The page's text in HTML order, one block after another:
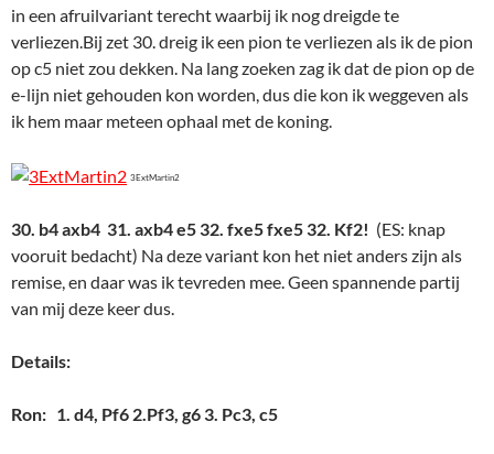
in een afruilvariant terecht waarbij ik nog dreigde te
verliezen.Bij zet 30. dreig ik een pion te verliezen als ik de pion
op c5 niet zou dekken. Na lang zoeken zag ik dat de pion op de
e-lijn niet gehouden kon worden, dus die kon ik weggeven als
ik hem maar meteen ophaal met de koning.
3ExtMartin2
30. b4 axb4 31. axb4 e5 32. fxe5 fxe5 32. Kf2! (ES: knap
vooruit bedacht) Na deze variant kon het niet anders zijn als
remise, en daar was ik tevreden mee. Geen spannende partij
van mij deze keer dus.
Details:
Ron: 1. d4, Pf6 2.Pf3, g6 3. Pc3, c5